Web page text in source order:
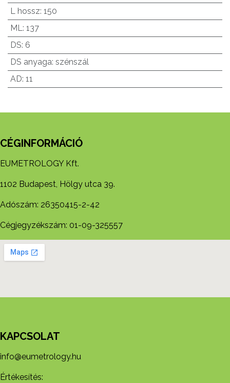
L hossz: 150
ML: 137
DS: 6
DS anyaga: szénszál
AD: 11
CÉGINFORMÁCIÓ
EUMETROLOGY Kft.
1102 Budapest, Hölgy utca 39.
Adószám: 26350415-2-42
Cégjegyzékszám: 01-09-325557
KAPCSOLAT
info@eumetrology.hu
Értékesítés: